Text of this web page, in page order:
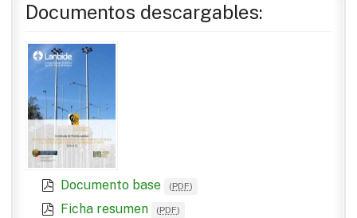
Documentos descargables:
Documento base (PDF)
Ficha resumen (PDF)